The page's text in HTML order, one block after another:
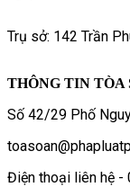
Trụ sở: 142 Trần
THÔNG TIN TÒA
Số 42/29 Phố
Điện thoại liên hệ -